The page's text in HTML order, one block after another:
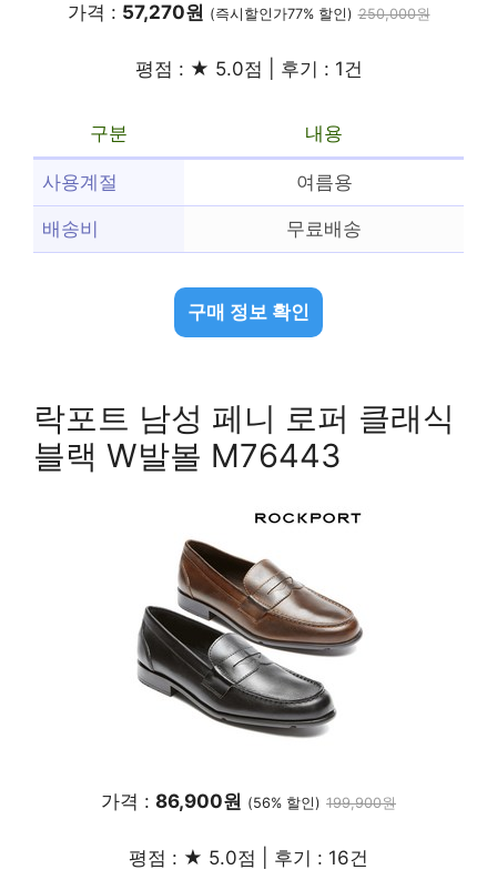
가격 : 57,270원 (즉시할인가77% 할인) 250,000원
평점 : ★ 5.0점 | 후기 : 1건
구분 내용
사용계절 여름용
배송비 무료배송
구매 정보 확인
락포트 남성 페니 로퍼 클래식
블랙 W발볼 M76443
가격 : 86,900원 (56% 할인) 199,900원
평점 : ★ 5.0점 | 후기 : 16건